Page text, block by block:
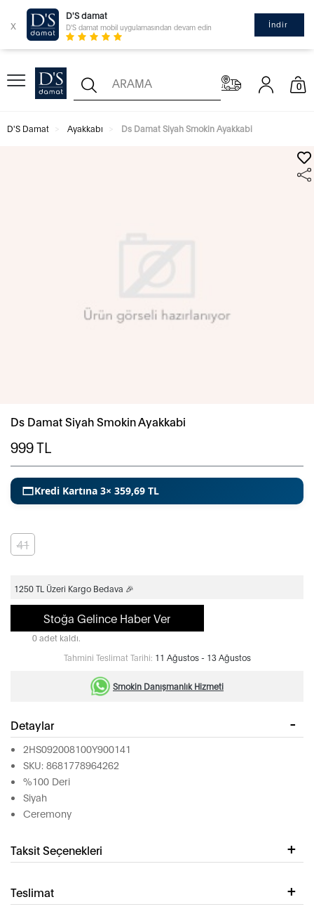
x
D'S damat
D'S damat mobil uygulamasından devam edin İndir
0
D'S Damat Ayakkabı Ds Damat Siyah Smokin Ayakkabi
Ds Damat Siyah Smokin Ayakkabi
999TL
Kredi Kartına 3× 359,69 TL
41
1250 TL Üzeri Kargo Bedava 🎉
Stoğa Gelince Haber Ver
0 adet kaldı.
Tahmini Teslimat Tarihi: 11 Ağustos - 13 Ağustos
Smokin Danışmanlık Hizmeti
Detaylar
2HS092008100Y900141
SKU: 8681778964262
%100 Deri
Siyah
Ceremony
Taksit Seçenekleri
Teslimat